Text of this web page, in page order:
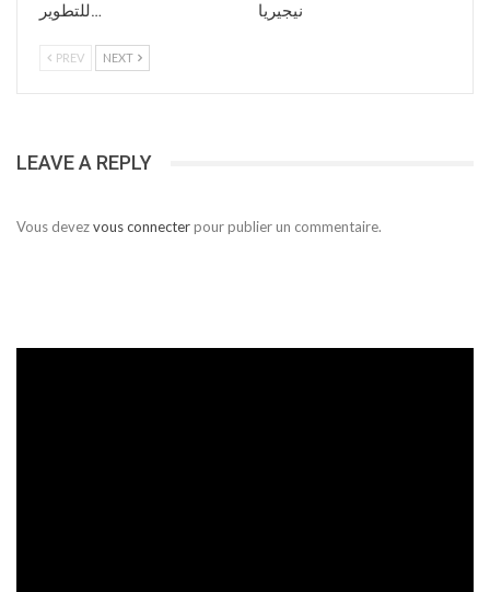
للتطوير…
نيجيريا
PREV NEXT
LEAVE A REPLY
Vous devezvous connecterpour publier un commentaire.